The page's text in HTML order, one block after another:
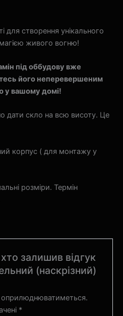
для створення унікального
живого вогню!
під оббудову вже
його неперевершеним
у вашому домі!
дати скло на всю висоту. Це
корпус ( для монтажу у
розміри. Термін
залишив відгук
(наскрізний)
*